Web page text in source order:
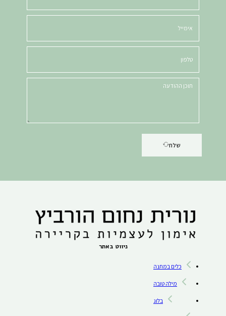
שלח
ניווט באתר
כלים במתנה
מילה טובה
בלוג